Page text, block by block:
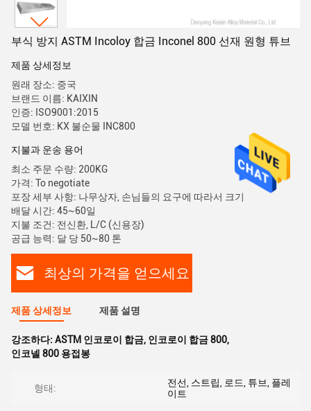
부식 방지 ASTM Incoloy 합금 Inconel 800 선재 원형 튜브
제품 상세정보
원래 장소: 중국
브랜드 이름: KAIXIN
인증: ISO9001:2015
모델 번호: KX 불순물 INC800
지불과 운송 용어
최소 주문 수량: 200KG
가격: To negotiate
포장 세부 사항: 나무상자, 손님들의 요구에 따라서 크기
배달 시간: 45~60일
지불 조건: 전신환, L/C (신용장)
공급 능력: 달 당 50~80 톤
최상의 가격을 얻으세요
제품 상세정보 제품 설명
강조하다: ASTM 인코로이 합금, 인코로이 합금 800,
인코넬 800 용접봉
형태:
전선, 스트립, 로드, 튜브, 플레
이트